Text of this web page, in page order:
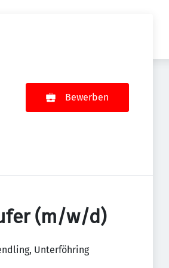
Bewerben
(m/w/d)
Unterföhring